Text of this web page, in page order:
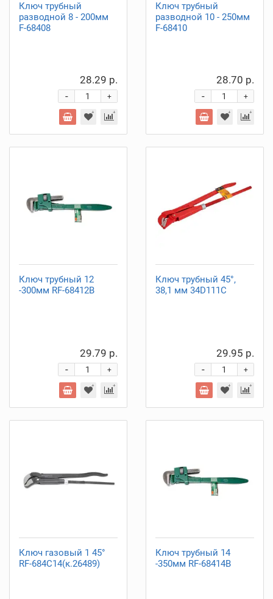
Ключ трубный
разводной 8 - 200мм
F-68408
28.29 р.
+
-
Ключ трубный
разводной 10 - 250мм
F-68410
28.70 р.
+
-
Ключ трубный 12
-300мм RF-68412B
29.79 р.
+
-
Ключ трубный 45°,
38,1 мм 34D111C
29.95 р.
+
-
Ключ газовый 1 45°
RF-684C14(к.26489)
Ключ трубный 14
-350мм RF-68414B